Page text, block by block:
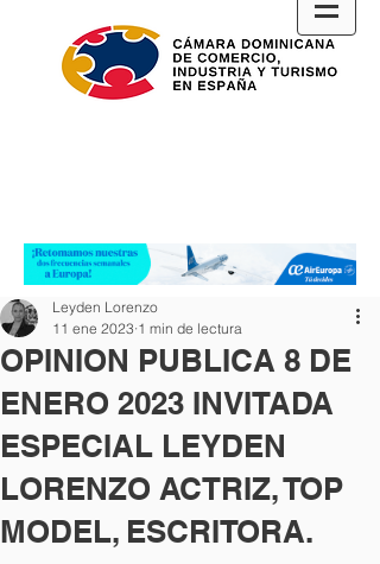
OPINION PUBLICA 8 DE
ENERO 2023 INVITADA
ESPECIAL LEYDEN
LORENZO ACTRIZ, TOP
MODEL, ESCRITORA.
Leyden Lorenzo
11 ene 2023 1 min de lectura